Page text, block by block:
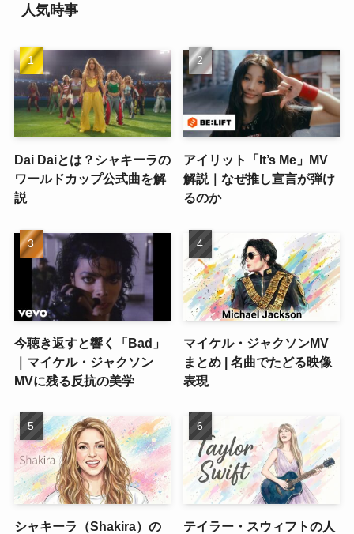
人気時事
Dai Daiとは？シャキーラの
ワールドカップ公式曲を解
説
アイリット「It’s Me」MV
解説｜なぜ推し宣言が弾け
るのか
今聴き返すと響く「Bad」
｜マイケル・ジャクソン
MVに残る反抗の美学
マイケル・ジャクソンMV
まとめ | 名曲でたどる映像
表現
シャキーラ（Shakira）の
テイラー・スウィフトの人